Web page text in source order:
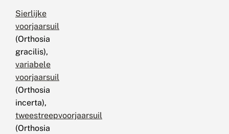
Sierlijke
voorjaarsuil
(Orthosia
gracilis),
variabele
voorjaarsuil
(Orthosia
incerta),
tweestreepvoorjaarsuil
(Orthosia